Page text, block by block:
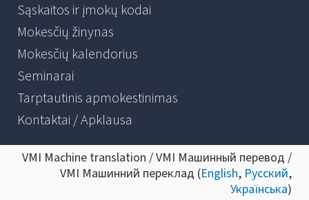
Sąskaitos ir įmokų kodai
Mokesčių žinynas
Mokesčių kalendorius
Seminarai
Tarptautinis apmokestinimas
Kontaktai / Apklausa
VMI Machine translation / VMI Машинный перевод /
VMI Машинний переклад (English, Русский,
Українська)